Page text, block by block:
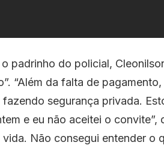
o padrinho do policial,
“Além da falta de
segurança privada.
e eu não aceitei o convite”,
Não consegui entender o